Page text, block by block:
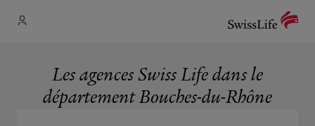
Les agences Swiss Life dans le
département Bouches-du-Rhône